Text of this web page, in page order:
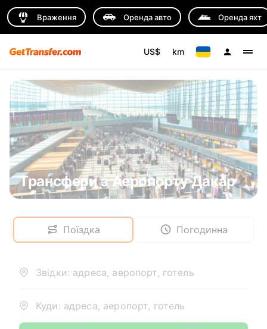
Враження Оренда авто Оренда яхт
US$ km
Трансфери з Аеропорту Дакар
Поїздка Погодинна
Звідки: адреса, аеропорт, готель
Куди: адреса, аеропорт, готель